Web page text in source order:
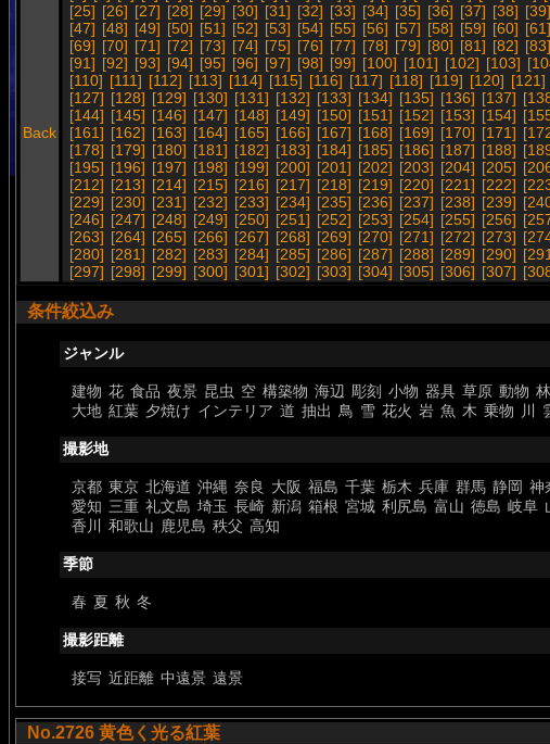
Back
[25] [26] [27] [28] [29] [30] [31] [32] [33] [34] [35] [36] [37] [38] [39]
[47] [48] [49] [50] [51] [52] [53] [54] [55] [56] [57] [58] [59] [60] [61]
[69] [70] [71] [72] [73] [74] [75] [76] [77] [78] [79] [80] [81] [82] [83]
[91] [92] [93] [94] [95] [96] [97] [98] [99] [100] [101] [102] [103]
[110] [111] [112] [113] [114] [115] [116] [117] [118] [119] [120] [121]
[127] [128] [129] [130] [131] [132] [133] [134] [135] [136] [137]
[144] [145] [146] [147] [148] [149] [150] [151] [152] [153] [154]
[161] [162] [163] [164] [165] [166] [167] [168] [169] [170] [171]
[178] [179] [180] [181] [182] [183] [184] [185] [186] [187] [188]
[195] [196] [197] [198] [199] [200] [201] [202] [203] [204] [205]
[212] [213] [214] [215] [216] [217] [218] [219] [220] [221] [222]
[229] [230] [231] [232] [233] [234] [235] [236] [237] [238] [239]
[246] [247] [248] [249] [250] [251] [252] [253] [254] [255] [256]
[263] [264] [265] [266] [267] [268] [269] [270] [271] [272] [273]
[280] [281] [282] [283] [284] [285] [286] [287] [288] [289] [290]
[297] [298] [299] [300] [301] [302] [303] [304] [305] [306] [307]
条件絞込み
ジャンル
建物 花 食品 夜景 昆虫 空 構築物 海辺 彫刻 小物 器具 草原 動物 林
大地 紅葉 夕焼け インテリア 道 抽出 鳥 雪 花火 岩 魚 木 乗物 川
撮影地
京都 東京 北海道 沖縄 奈良 大阪 福島 千葉 栃木 兵庫 群馬 静岡 神
愛知 三重 礼文島 埼玉 長崎 新潟 箱根 宮城 利尻島 富山 徳島 岐阜
香川
和歌山 鹿児島 秩父 高知
季節
春 夏 秋 冬
撮影距離
接写 近距離 中遠景 遠景
No.2726 黄色く光る紅葉